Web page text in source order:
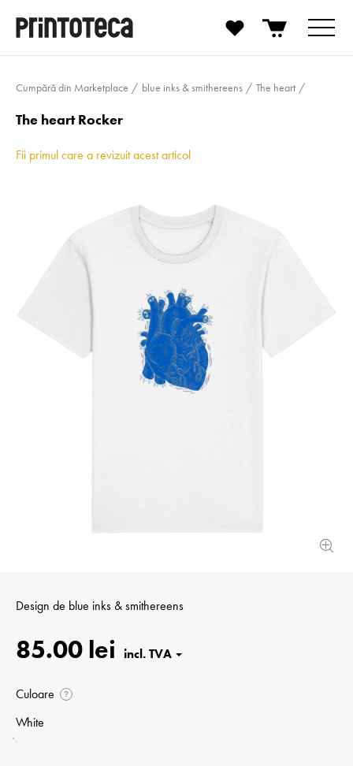
Cumpără din Marketplace blue inks & smithereens The heart
The heart Rocker
Fii primul care a revizuit acest articol
Design de blue inks & smithereens
85.00 lei
Culoare ?
White